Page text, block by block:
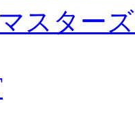
スター